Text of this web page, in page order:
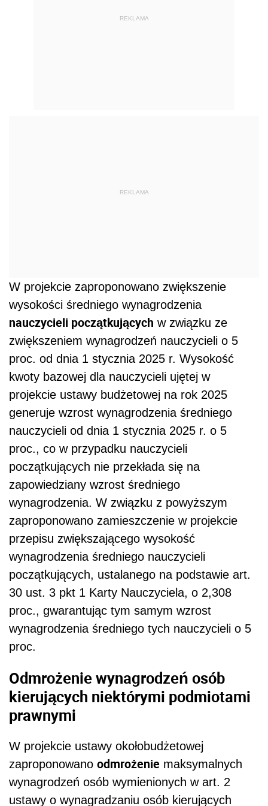
REKLAMA
REKLAMA
W projekcie zaproponowano zwiększenie
wysokości średniego wynagrodzenia
nauczycieli początkujących w związku ze
zwiększeniem wynagrodzeń nauczycieli o 5
proc. od dnia 1 stycznia 2025 r. Wysokość
kwoty bazowej dla nauczycieli ujętej w
projekcie ustawy budżetowej na rok 2025
generuje wzrost wynagrodzenia średniego
nauczycieli od dnia 1 stycznia 2025 r. o 5
proc., co w przypadku nauczycieli
początkujących nie przekłada się na
zapowiedziany wzrost średniego
wynagrodzenia. W związku z powyższym
zaproponowano zamieszczenie w projekcie
przepisu zwiększającego wysokość
wynagrodzenia średniego nauczycieli
początkujących, ustalanego na podstawie art.
30 ust. 3 pkt 1 Karty Nauczyciela, o 2,308
proc., gwarantując tym samym wzrost
wynagrodzenia średniego tych nauczycieli o 5
proc.
Odmrożenie wynagrodzeń osób
kierujących niektórymi podmiotami
prawnymi
W projekcie ustawy okołobudżetowej
zaproponowano odmrożenie maksymalnych
wynagrodzeń osób wymienionych w art. 2
ustawy o wynagradzaniu osób kierujących